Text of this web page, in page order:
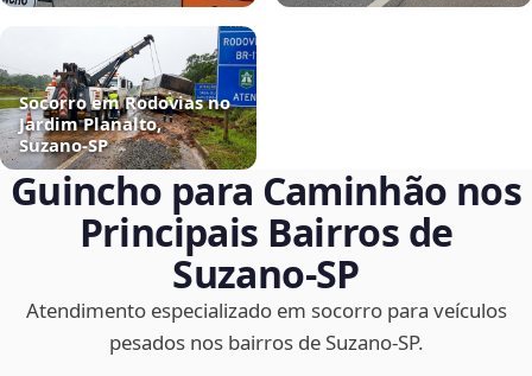
Socorro em Rodovias no
Jardim Planalto,
Suzano‑SP
Guincho para Caminhão nos
Principais Bairros de
Suzano‑SP
Atendimento especializado em socorro para veículos
pesados nos bairros de Suzano‑SP.